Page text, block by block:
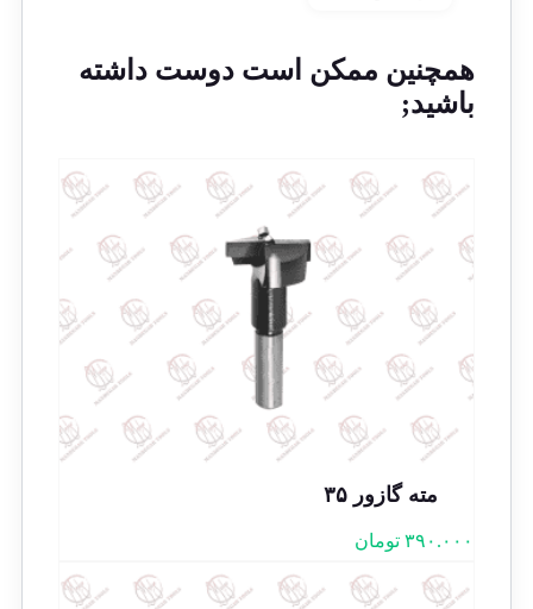
همچنین ممکن است دوست داشته
باشید;
مته گازور ۳۵
۳۹۰.۰۰۰ تومان